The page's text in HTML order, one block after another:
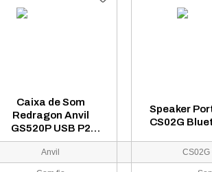
Caixa de Som
Redragon Anvil
GS520P USB P2
Auxiliar RGB - Rosa
Speaker
CS02G
Anvil CS02G